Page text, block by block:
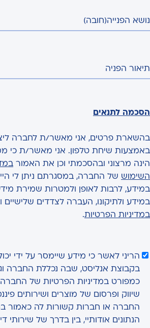
נושא הפנייה(חובה)
תיאור הפניה
הסכמה לתנאים
בהשארת פרטים, אני מאשר/ת לחברה
באמצעות שיחת טלפון. אני מאשר/ת כי
הינה מרצוני ובהסכמתי וכן את האמור
השימוש של החברה, במסגרתם ניתן לי
במידע, לרבות לאופן ולמטרות שמירת מידע,
במידע ולתיקונו, העברה לצדדים
במדיניות הפרטיות.
הריני לאשר כי מידע שיימסר על ידי
בקבוצת אנליסט, שבה נכללת החברה
כמפורט במדיניות הפרטיות של החברה,
שיווק ופרסום של מוצרים ושירותים
החברה או חברות קשורות לה כאמור
הנתונים אודותיי, בין בדרך של שירותי